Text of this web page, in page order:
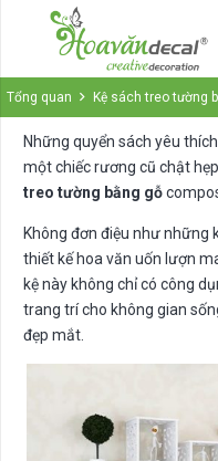
Tổng quan Kệ sách treo tường
Những quyển sách yêu
một chiếc rương cũ chật
treo tường bằng gỗ
Không đơn điệu như những
thiết kế hoa văn uốn lượn
kệ này không chỉ có công
trang trí cho không gian
đẹp mắt.